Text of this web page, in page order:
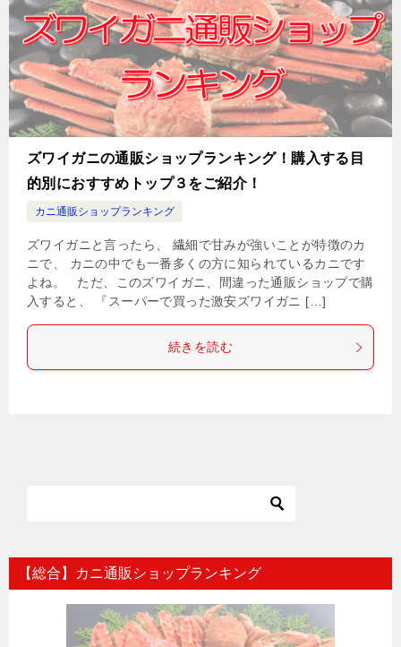
ズワイガニの通販ショップランキング！購入する目
的別におすすめトップ３をご紹介！
カニ通販ショップランキング
ズワイガニと言ったら、 繊細で甘みが強いことが特徴のカ
ニで、 カニの中でも一番多くの方に知られているカニです
よね。 ただ、このズワイガニ、間違った通販ショップで購
入すると、 『スーパーで買った激安ズワイガニ […]
続きを読む
【総合】カニ通販ショップランキング